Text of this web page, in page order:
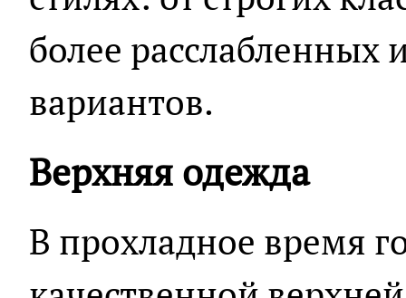
более расслабленных
вариантов.
Верхняя одежда
В прохладное время